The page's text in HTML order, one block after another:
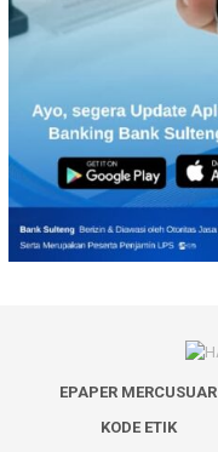
EPAPER MERCUSUAR
KODE ETIK